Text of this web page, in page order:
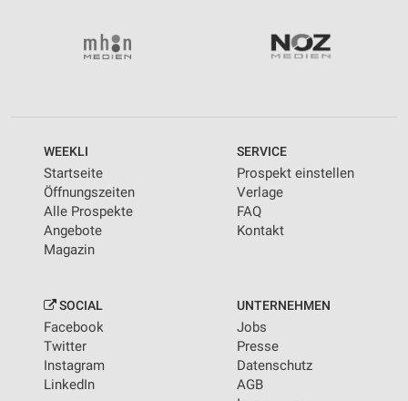
WEEKLI
Startseite
Öffnungszeiten
Alle Prospekte
Angebote
Magazin
SERVICE
Prospekt einstellen
Verlage
FAQ
Kontakt
SOCIAL
Facebook
Twitter
Instagram
LinkedIn
UNTERNEHMEN
Jobs
Presse
Datenschutz
AGB